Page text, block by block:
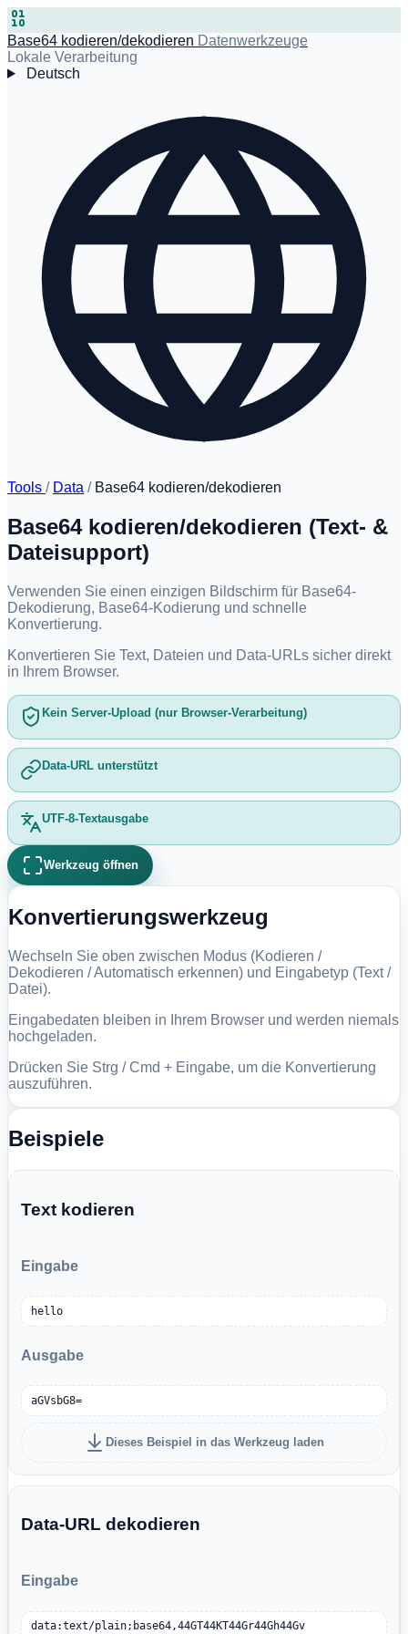
Base64 kodieren/dekodieren Datenwerkzeuge
Lokale Verarbeitung
Deutsch
Tools / Data / Base64 kodieren/dekodieren
Base64 kodieren/dekodieren (Text- &
Dateisupport)
Verwenden Sie einen einzigen Bildschirm für Base64-
Dekodierung, Base64-Kodierung und schnelle
Konvertierung.
Konvertieren Sie Text, Dateien und Data-URLs sicher direkt
in Ihrem Browser.
Kein Server-Upload (nur Browser-Verarbeitung)
Data-URL unterstützt
UTF-8-Textausgabe
Werkzeug öffnen
Konvertierungswerkzeug
Wechseln Sie oben zwischen Modus (Kodieren /
Dekodieren / Automatisch erkennen) und Eingabetyp (Text /
Datei).
Eingabedaten bleiben in Ihrem Browser und werden niemals
hochgeladen.
Drücken Sie Strg / Cmd + Eingabe, um die Konvertierung
auszuführen.
Beispiele
Text kodieren
Eingabe
hello
Ausgabe
aGVsbG8=
Dieses Beispiel in das Werkzeug laden
Data-URL dekodieren
Eingabe
data:text/plain;base64,44GT44KT44Gr44Gh44Gv